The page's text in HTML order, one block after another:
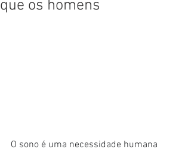
que os homens
O sono é uma necessidade humana